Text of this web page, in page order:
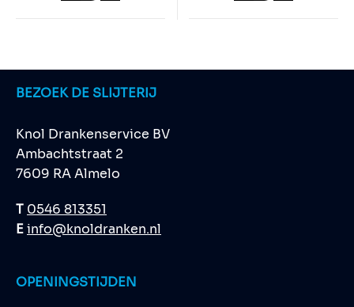
BEZOEK DE SLIJTERIJ
Knol Drankenservice BV
Ambachtstraat 2
7609 RA Almelo
T 0546 813351
Einfo@knoldranken.nl
OPENINGSTIJDEN